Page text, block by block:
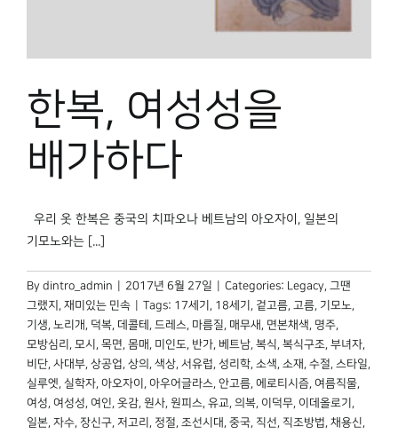
한복, 여성성을
배가하다
우리 옷 한복은 중국의 치파오나 베트남의 아오자이, 일본의
기모노와는 [...]
By dintro_admin 2017년 6월 27일 Categories: Legacy, 그땐
그랬지 , 재미있는 민속 Tags: 17세기 , 18세기 , 겉고름, 고름, 기모노,
기생, 노리개 , 덕복, 데콜테 , 드레스, 마름질, 매무새 , 면본채색, 명주,
모방심리 , 모시 , 목면, 몸매 , 미인도, 반가, 베트남, 복식, 복식구조, 부녀자,
비단, 사대부, 상공업, 상의 , 색상, 서유럽, 성리학, 소색, 소재 , 수절, 스타일,
실루엣, 실학자, 아오자이 , 아우어글라스, 안고름, 에로티시즘, 여름직물,
여성, 여성성, 여인, 옷감, 원사, 원피스, 유교, 의복, 이덕무, 이데올로기 ,
일본, 자수, 장신구, 저고리 , 정절, 조선시대 , 중국, 직선, 직조방법, 채용신,